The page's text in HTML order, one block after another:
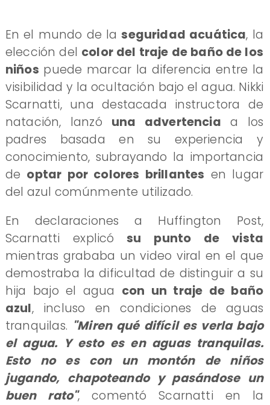
​En el mundo de laseguridad acuática, la
elección del color del traje de baño de los
niños puede marcar la diferencia entre la
visibilidad y la ocultación bajo el agua. Nikki
Scarnatti, una destacada instructora de
natación, lanzó una advertencia a los
padres basada en su experiencia y
conocimiento, subrayando la importancia
de optar por colores brillantes en lugar
del azul comúnmente utilizado.
​En declaraciones a Huffington Post,
Scarnatti explicó su punto de vista
mientras grababa un video viral en el que
demostraba la dificultad de distinguir a su
hija bajo el agua con un traje de baño
azul, incluso en condiciones de aguas
tranquilas. "Miren qué difícil es verla bajo
el agua. Y esto es en aguas tranquilas.
Esto no es con un montón de niños
jugando, chapoteando y pasándose un
buen rato", comentó Scarnatti en la